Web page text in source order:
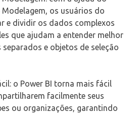
os usuários do
e dividir os dados complexos
que ajudam a entender melhor
e objetos de seleção
o Power BI torna mais fácil
facilmente seus
ou organizações, garantindo